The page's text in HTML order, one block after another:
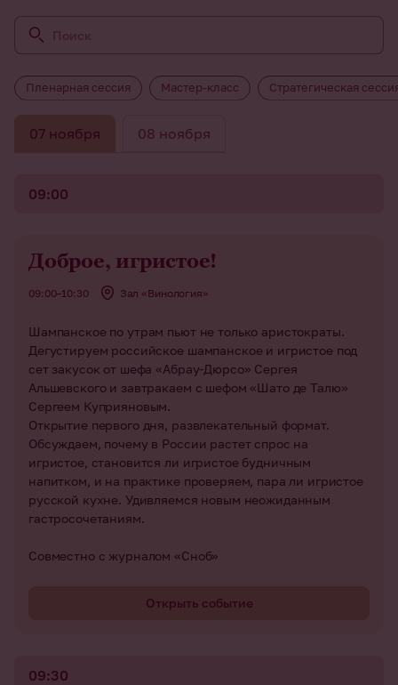
Пленарная сессия Мастер-класс Стратегическая
07 ноября 08 ноября
09:00
Доброе, игристое!
09:00–10:30 Зал «Винология»
Шампанское по утрам пьют не только аристократы.
Дегустируем российское шампанское и игристое под
сет закусок от шефа «Абрау-Дюрсо» Сергея
Альшевского и завтракаем с шефом «Шато де Талю»
Сергеем Куприяновым.
Открытие первого дня, развлекательный формат.
Обсуждаем, почему в России растет спрос на
игристое, становится ли игристое будничным
напитком, и на практике проверяем, пара ли игристое
русской кухне. Удивляемся новым неожиданным
гастросочетаниям.
Совместно с журналом «Сноб»
Открыть событие
09:30